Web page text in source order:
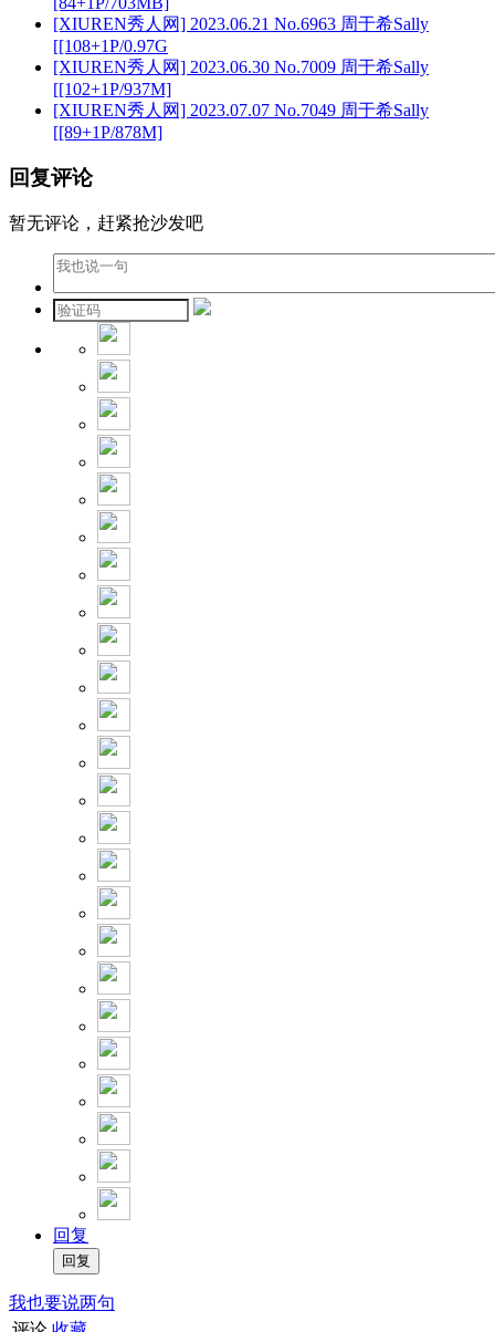
[XIUREN秀人网] 2023.06.21 No.6963 周于希Sally
[[108+1P/0.97G
[XIUREN秀人网] 2023.06.30 No.7009 周于希Sally
[[102+1P/937M]
[XIUREN秀人网] 2023.07.07 No.7049 周于希Sally
[[89+1P/878M]
回复评论
暂无评论，赶紧抢沙发吧
回复
我也要说两句